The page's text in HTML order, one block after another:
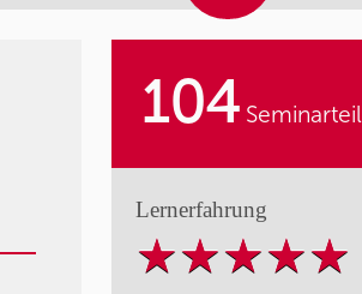
104
Lernerfahrung